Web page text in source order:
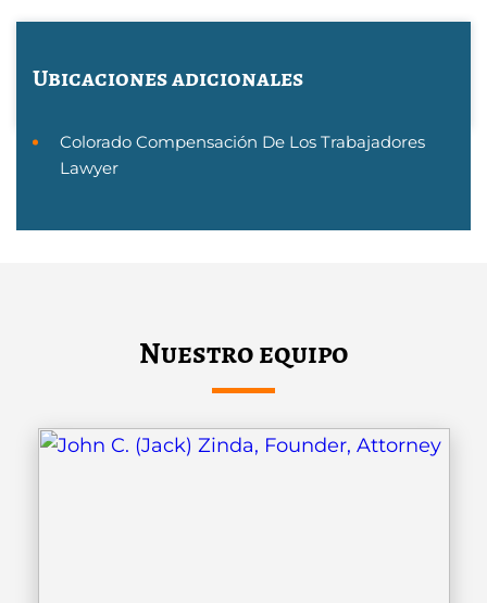
Ubicaciones adicionales
Colorado Compensación De Los Trabajadores
Lawyer
Nuestro equipo